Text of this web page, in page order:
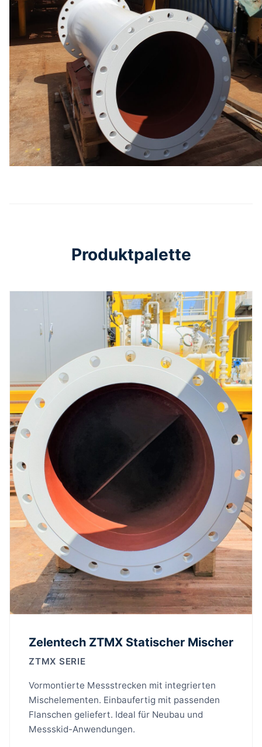
Produktpalette
Zelentech ZTMX Statischer Mischer
ZTMX SERIE
Vormontierte Messstrecken mit integrierten
Mischelementen. Einbaufertig mit passenden
Flanschen geliefert. Ideal für Neubau und
Messskid-Anwendungen.